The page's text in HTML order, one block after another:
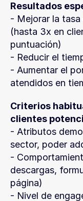
Resultados
- Mejorar la
(hasta 3x en
puntuación)
- Reducir el
- Aumentar el
atendidos en
Criterios
clientes
- Atributos
sector, poder
-
descargas,
página)
- Nivel de